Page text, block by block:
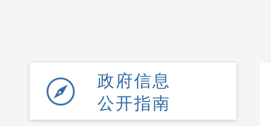
政府信息
公开指南